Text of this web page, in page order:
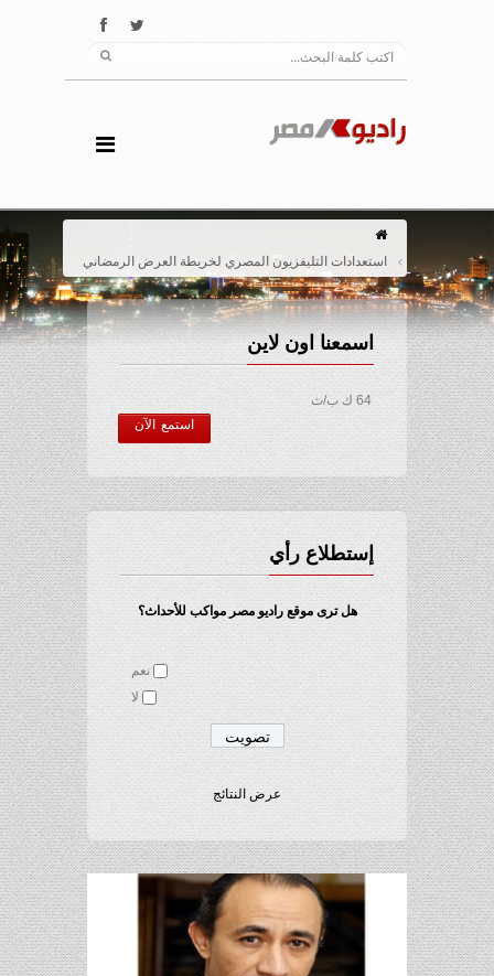
استعدادات التليفزيون المصري لخريطة العرض الرمضاني
اسمعنا اون لاين
64 ك ب/ث
استمع الآن
إستطلاع رأي
هل ترى موقع راديو مصر مواكب للأحداث؟
نعم
لا
عرض النتائج